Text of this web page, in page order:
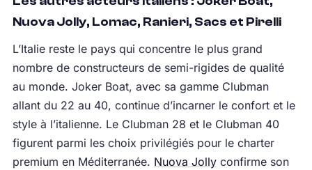
Nuova Jolly, Lomac, Ranieri, Sacs et Pirelli
L’Italie reste le pays qui concentre le plus grand
nombre de constructeurs de semi-rigides de qualité
au monde. Joker Boat, avec sa gamme Clubman
allant du 22 au 40, continue d’incarner le confort et le
style à l’italienne. Le Clubman 28 et le Clubman 40
figurent parmi les choix privilégiés pour le charter
premium en Méditerranée. Nuova Jollyconfirme son